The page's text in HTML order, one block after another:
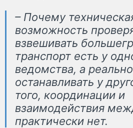
– Почему
возможность
взвешивать
транспорт есть у
ведомства, а
останавливать у
того, координации и
взаимодействия
практически нет.